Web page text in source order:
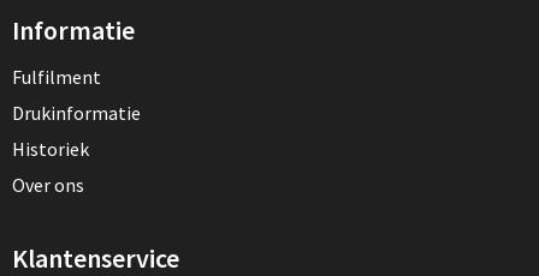
Informatie
Fulfilment
Drukinformatie
Historiek
Over ons
Klantenservice